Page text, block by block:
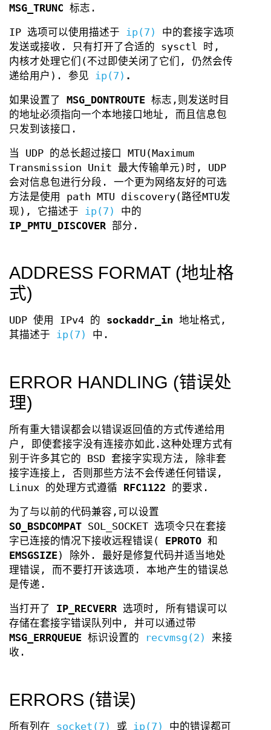
MSG_TRUNC 标志.
IP 选项可以使用描述于 ip(7)
中的套接字选项
发送或接收. 只有打开了合适的 sysctl 时,
内核才处理它们(不过即使关闭了它们, 仍然会传
递给用户). 参见
ip(7) .
如果设置了 MSG_DONTROUTE 标志,则发送时目
的地址必须指向一个本地接口地址, 而且信息包
只发到该接口.
当 UDP 的总长超过接口 MTU(Maximum
Transmission Unit 最大传输单元)时, UDP
会对信息包进行分段. 一个更为网络友好的可选
方法是使用 path MTU discovery(路径MTU发
现), 它描述于
ip(7)
中的
IP_PMTU_DISCOVER 部分.
ADDRESS FORMAT (地址格
式)
UDP 使用 IPv4 的 sockaddr_in 地址格式,
其描述于 ip(7) 中.
ERROR HANDLING (错误处
理)
所有重大错误都会以错误返回值的方式传递给用
户, 即使套接字没有连接亦如此.这种处理方式有
别于许多其它的 BSD 套接字实现方法, 除非套
接字连接上, 否则那些方法不会传递任何错误,
Linux 的处理方式遵循 RFC1122 的要求.
为了与以前的代码兼容,可以设置
SO_BSDCOMPAT SOL_SOCKET 选项令只在套接
字已连接的情况下接收远程错误( EPROTO 和
EMSGSIZE) 除外. 最好是修复代码并适当地处
理错误, 而不要打开该选项. 本地产生的错误总
是传递.
当打开了 IP_RECVERR 选项时, 所有错误可以
存储在套接字错误队列中, 并可以通过带
MSG_ERRQUEUE 标识设置的 recvmsg(2)
来接
收.
ERRORS (错误)
所有列在 socket(7) 或 ip(7) 中的错误都可